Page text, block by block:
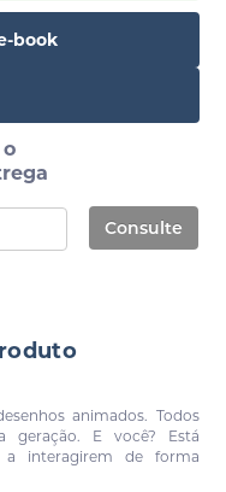
book
Consulte
animados. Todos
geração. E você? Est
a interagirem de forma